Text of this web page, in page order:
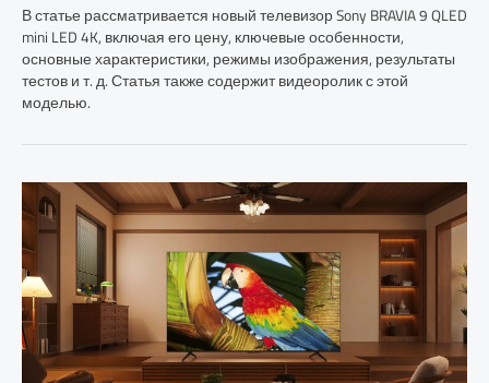
В статье рассматривается новый телевизор Sony BRAVIA 9 QLED
mini LED 4K, включая его цену, ключевые особенности,
основные характеристики, режимы изображения, результаты
тестов и т. д. Статья также содержит видеоролик с этой
моделью.